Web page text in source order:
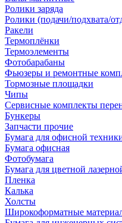
Ролики заряда
Ролики (подачи/подхвата/
Ракели
Термоплёнки
Термоэлементы
Фотобарабаны
Фьюзеры и ремонтные
Тормозные площадки
Чипы
Сервисные комплекты
Бункеры
Запчасти прочие
Бумага для офисной
Бумага офисная
Фотобумага
Бумага для цветной
Пленка
Калька
Холсты
Широкоформатные